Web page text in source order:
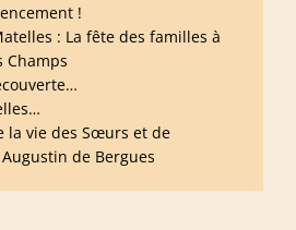
!
: La fête des familles à
Champs
la vie des Sœurs et de
Augustin de Bergues